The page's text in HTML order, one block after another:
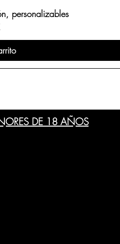
personalizables
DE 18 AÑOS